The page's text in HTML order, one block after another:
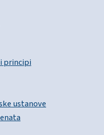
principi
ustanove